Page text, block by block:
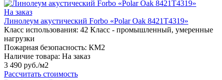
На заказ
Линолеум акустический Forbo «Polar Oak 8421T4319»
Класс использования: 42 Класс - промышленный, умеренные
нагрузки
Пожарная безопасность: КМ2
Наличие товара: На заказ
3 490 руб./м2
Рассчитать стоимость